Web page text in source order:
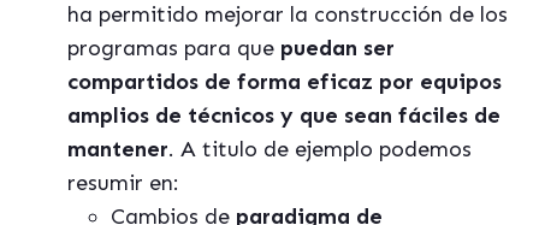
ha permitido mejorar la construcción de los
programas para que puedan ser
compartidos de forma eficaz por equipos
amplios de técnicos y que sean fáciles de
mantener. A titulo de ejemplo podemos
resumir en:
Cambios de paradigma de